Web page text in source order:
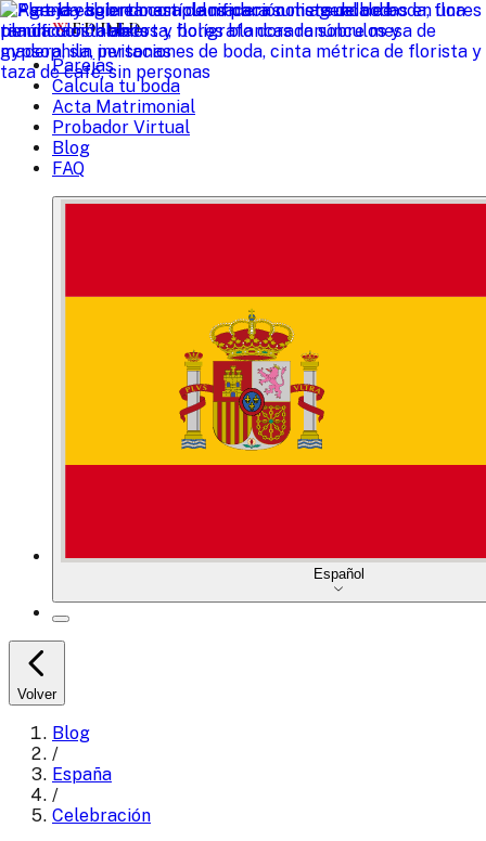
WEDDED
Parejas
Calcula tu boda
Acta Matrimonial
Probador Virtual
Blog
FAQ
Español
Volver
Blog
/
España
/
Celebración